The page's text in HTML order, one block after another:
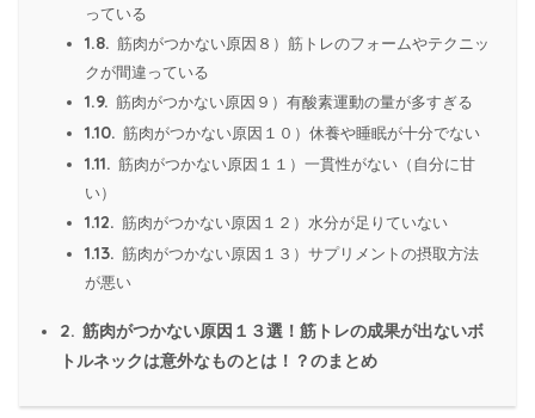
っている
1.8. 筋肉がつかない原因８）筋トレのフォームやテクニッ
クが間違っている
1.9. 筋肉がつかない原因９）有酸素運動の量が多すぎる
1.10. 筋肉がつかない原因１０）休養や睡眠が十分でない
1.11. 筋肉がつかない原因１１）一貫性がない（自分に甘
い）
1.12. 筋肉がつかない原因１２）水分が足りていない
1.13. 筋肉がつかない原因１３）サプリメントの摂取方法
が悪い
2. 筋肉がつかない原因１３選！筋トレの成果が出ないボ
トルネックは意外なものとは！？のまとめ